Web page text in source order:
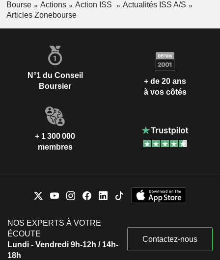
Bourse Actions Action ISS
Actualités ISS A/S
Articles Zonebourse
N°1 du Conseil
Boursier
+ de 20 ans
à vos côtés
+ 1 300 000
membres
NOS EXPERTS À VOTRE
ÉCOUTE
Lundi - Vendredi 9h-12h / 14h-
18h
Contactez-nous